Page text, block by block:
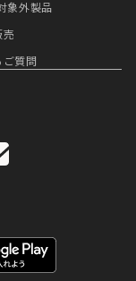
象外製品
売
質問